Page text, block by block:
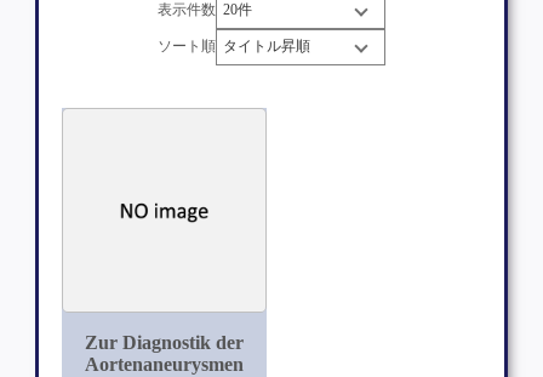
表示件数
ソート順
Zur Diagnostik der
Aortenaneurysmen